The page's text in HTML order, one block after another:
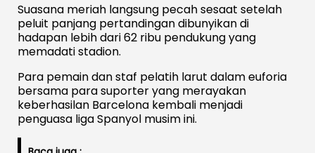
Suasana meriah langsung pecah sesaat setelah
peluit panjang pertandingan dibunyikan di
hadapan lebih dari 62 ribu pendukung yang
memadati stadion.
Para pemain dan staf pelatih larut dalam euforia
bersama para suporter yang merayakan
keberhasilan Barcelona kembali menjadi
penguasa liga Spanyol musim ini.